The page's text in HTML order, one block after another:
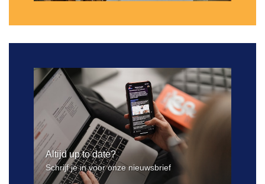
Altijd up to date?
Schrijf je in voor onze nieuwsbrief